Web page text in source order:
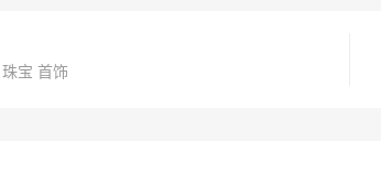
宝 首饰